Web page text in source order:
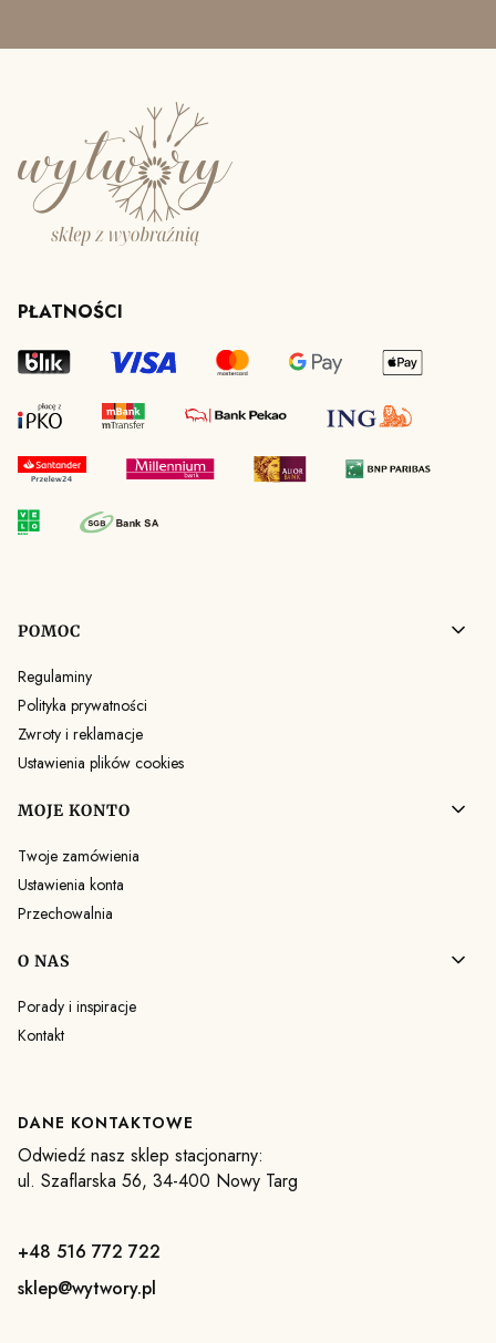
PŁATNOŚCI
Linki w stopce
POMOC
Regulaminy
Polityka prywatności
Zwroty i reklamacje
Ustawienia plików cookies
MOJE KONTO
Twoje zamówienia
Ustawienia konta
Przechowalnia
O NAS
Porady i inspiracje
Kontakt
DANE KONTAKTOWE
Odwiedź nasz sklep stacjonarny:
ul. Szaflarska 56, 34-400 Nowy Targ
+48 516 772 722
sklep@wytwory.pl